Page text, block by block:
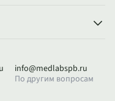
info@medlabspb.ru
По другим вопросам